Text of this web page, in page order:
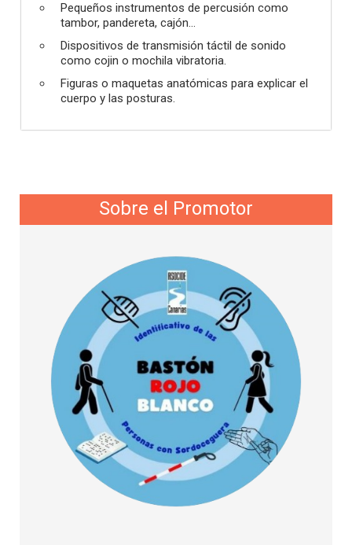
Pequeños instrumentos de percusión como
tambor, pandereta, cajón...
Dispositivos de transmisión táctil de sonido
como cojin o mochila vibratoria.
Figuras o maquetas anatómicas para explicar el
cuerpo y las posturas.
Sobre el Promotor